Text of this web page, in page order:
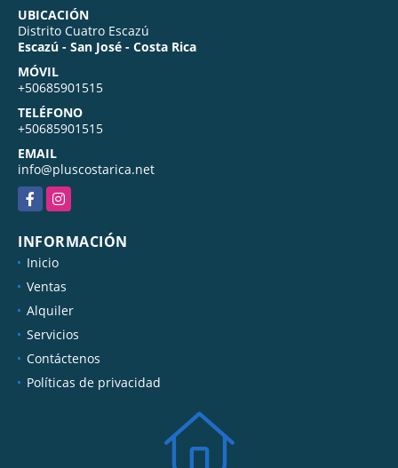
UBICACIÓN
Distrito Cuatro Escazú
Escazú - San José - Costa Rica
MÓVIL
+50685901515
TELÉFONO
+50685901515
EMAIL
info@pluscostarica.net
FacebookInstagram
INFORMACIÓN
Inicio
Ventas
Alquiler
Servicios
Contáctenos
Políticas de privacidad